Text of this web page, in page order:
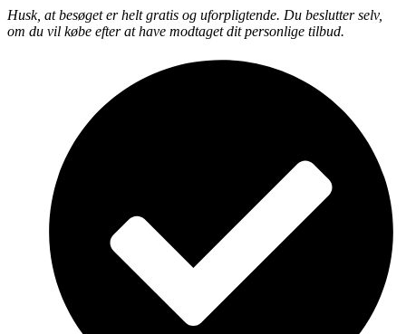
Husk, at besøget er helt gratis og uforpligtende. Du beslutter selv,
om du vil købe efter at have modtaget dit personlige tilbud.